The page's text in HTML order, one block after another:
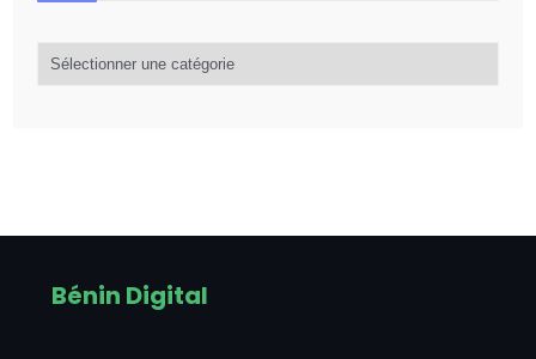
d’articles
Bénin Digital